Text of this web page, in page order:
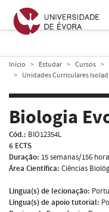
Início Estudar Cursos
Unidades Curriculares
Biologia
Cód.: BIO12354L
6 ECTS
Duração: 15 semanas/156
Área Científica: Ciências
Língua(s) de lecionação:
Língua(s) de apoio tutorial: